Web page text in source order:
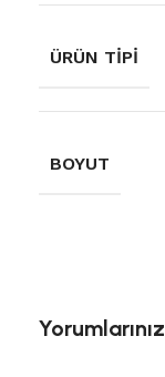
ÜRÜN TIPI
BOYUT
Yorumlarınız